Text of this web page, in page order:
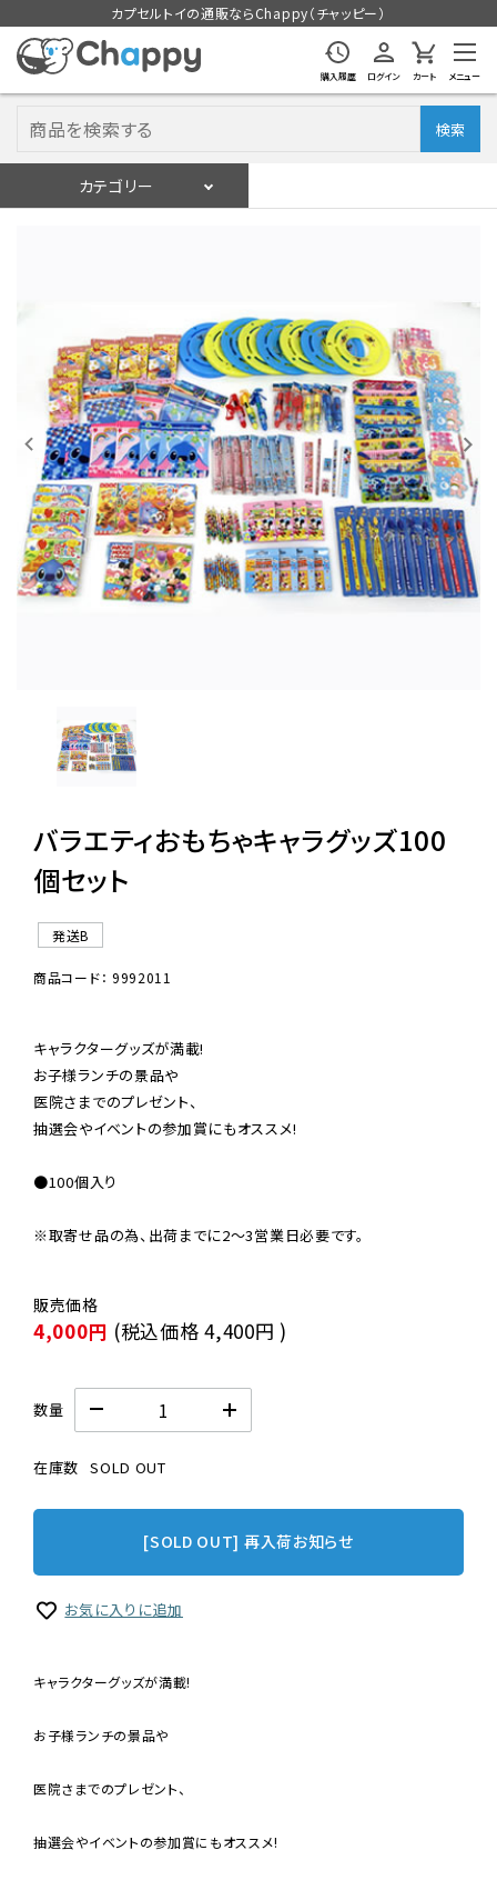
カプセルトイの通販ならChappy（チャッピー）
購入履歴 ログイン カート メニュー
検索
カテゴリー
カプセルトイマシン本体
カプセルトイ
販促用空カプセル
レンタル
景品・玩具・文具
バラエティおもちゃキャラグッズ100
個セット
発送B
商品コード： 9992011
キャラクターグッズが満載!
お子様ランチの景品や
医院さまでのプレゼント、
抽選会やイベントの参加賞にもオススメ!
●100個入り
※取寄せ品の為、出荷までに2〜3営業日必要です。
4,000円 (税込価格4,400円 )
数量
在庫数 SOLD OUT
[SOLD OUT] 再入荷お知らせ
お気に入りに追加
キャラクターグッズが満載!
お子様ランチの景品や
医院さまでのプレゼント、
抽選会やイベントの参加賞にもオススメ!